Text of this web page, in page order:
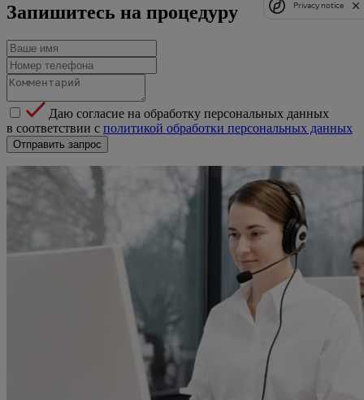
Запишитесь на процедуру
Даю согласие на обработку персональных данных
в соответствии с политикой обработки персональных данных
Отправить запрос
Privacy notice